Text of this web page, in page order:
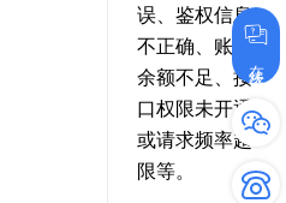
误、鉴权信息
不正确、账户
余额不足、接
口权限未开通
或请求频率超
限等。
在线咨询